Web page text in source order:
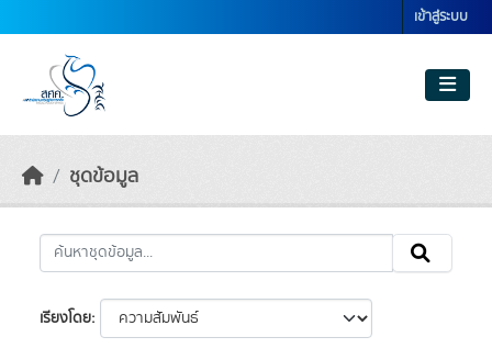
เข้าสู่ระบบ
ชุดข้อมูล
เรียงโดย